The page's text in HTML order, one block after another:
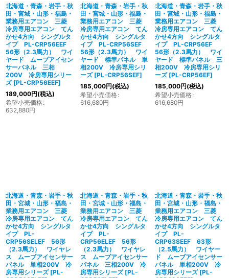
北海道・青森・岩手・秋
田・宮城・山形・福島・
業務用エアコン 三菱
冷房専用エアコン てん
かせ4方向 シングルタ
イプ PL-CRP56EEF
56形（2.3馬力） ワイ
ヤード ムーブアイセン
サーパネル 三相
200V 冷房専用シリー
ズ [PL-CRP56EEF]
189,000円(税込)
希望小売価格:
632,880円
北海道・青森・岩手・秋
田・宮城・山形・福島・
業務用エアコン 三菱
冷房専用エアコン てん
かせ4方向 シングルタ
イプ PL-CRP56SEF
56形（2.3馬力） ワイ
ヤード 標準パネル 単
相200V 冷房専用シリ
ーズ [PL-CRP56SEF]
185,000円(税込)
希望小売価格:
616,680円
北海道・青森・岩手・秋
田・宮城・山形・福島・
業務用エアコン 三菱
冷房専用エアコン てん
かせ4方向 シングルタ
イプ PL-CRP56EF
56形（2.3馬力） ワイ
ヤード 標準パネル 三
相200V 冷房専用シリ
ーズ [PL-CRP56EF]
185,000円(税込)
希望小売価格:
616,680円
北海道・青森・岩手・秋
田・宮城・山形・福島・
業務用エアコン 三菱
冷房専用エアコン てん
かせ4方向 シングルタ
イプ PL-
CRP56SELEF 56形
（2.3馬力） ワイヤレ
ス ムーブアイセンサー
パネル 単相200V 冷
房専用シリーズ [PL-
北海道・青森・岩手・秋
田・宮城・山形・福島・
業務用エアコン 三菱
冷房専用エアコン てん
かせ4方向 シングルタ
イプ PL-
CRP56ELEF 56形
（2.3馬力） ワイヤレ
ス ムーブアイセンサー
パネル 三相200V 冷
房専用シリーズ [PL-
北海道・青森・岩手・秋
田・宮城・山形・福島・
業務用エアコン 三菱
冷房専用エアコン てん
かせ4方向 シングルタ
イプ PL-
CRP63SEEF 63形
（2.5馬力） ワイヤー
ド ムーブアイセンサー
パネル 単相200V 冷
房専用シリーズ [PL-